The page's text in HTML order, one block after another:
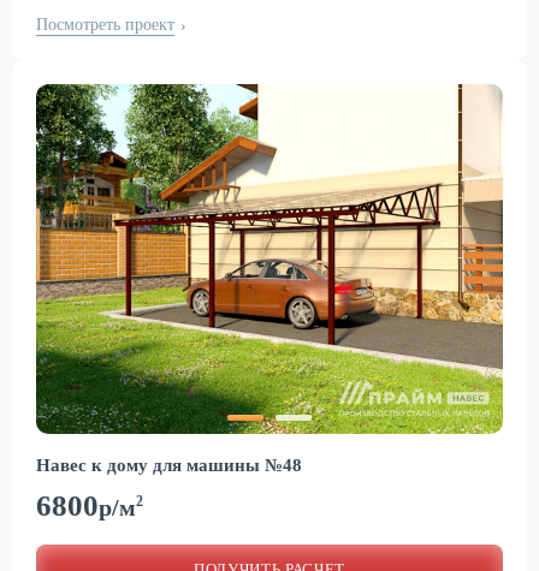
Посмотреть проект ›
Навес к дому для машины №48
6800р/м2